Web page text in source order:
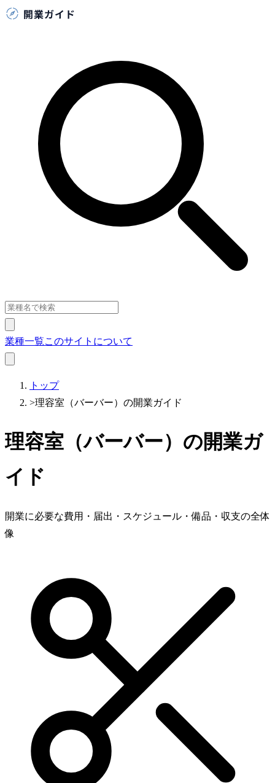
業種一覧このサイトについて
トップ
>理容室（バーバー）の開業ガイド
理容室（バーバー）の開業ガ
イド
開業に必要な費用・届出・スケジュール・備品・収支の全体
像